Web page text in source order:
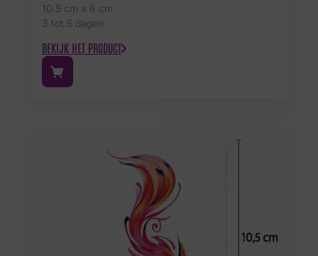
10.5 cm x 6 cm
3 tot 5 dagen
BEKIJK HET PRODUCT